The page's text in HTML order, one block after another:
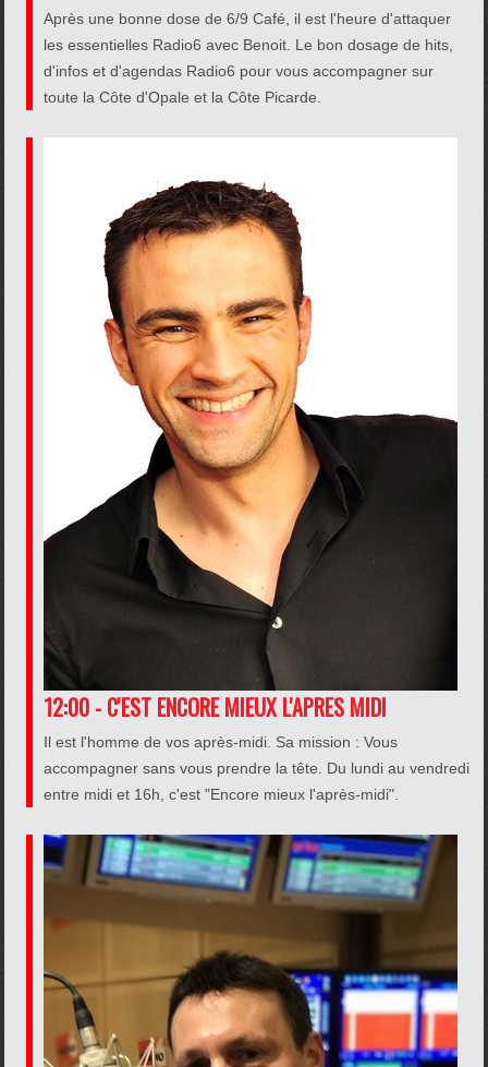
Après une bonne dose de 6/9 Café, il est l'heure d'attaquer
les essentielles Radio6 avec Benoit. Le bon dosage de hits,
d'infos et d'agendas Radio6 pour vous accompagner sur
toute la Côte d'Opale et la Côte Picarde.
12:00 - C'EST ENCORE MIEUX L'APRES MIDI
Il est l'homme de vos après-midi. Sa mission : Vous
accompagner sans vous prendre la tête. Du lundi au vendredi
entre midi et 16h, c'est "Encore mieux l'après-midi".